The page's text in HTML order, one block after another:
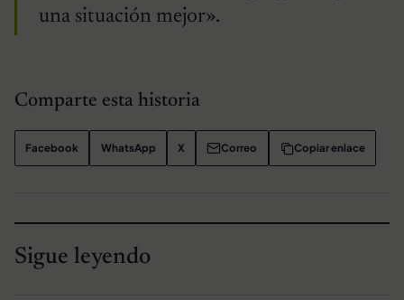
una situación mejor».
Comparte esta historia
Facebook WhatsApp X Correo Copiar enlace
Sigue leyendo